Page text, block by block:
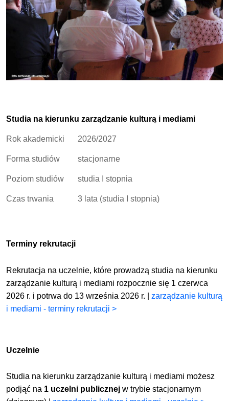
Studia na kierunku zarządzanie kulturą i mediami
Rok akademicki 2026/2027
Forma studiów stacjonarne
Poziom studiów studia I stopnia
Czas trwania 3 lata (studia I stopnia)
Terminy rekrutacji
Rekrutacja na uczelnie, które prowadzą studia na kierunku
zarządzanie kulturą i mediami rozpocznie się 1 czerwca
2026 r. i potrwa do 13 września 2026 r. |zarządzanie kulturą
i mediami - terminy rekrutacji >
Uczelnie
Studia na kierunku zarządzanie kulturą i mediami możesz
podjąć na 1 uczelni publicznej w trybie stacjonarnym